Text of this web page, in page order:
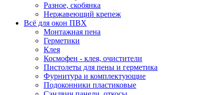
Разное, скобянка
Нержавеющий крепеж
Всё для окон ПВХ
Монтажная пена
Герметики
Клея
Космофен - клея, очистители
Пистолеты для пены и герметика
Фурнитура и комплектующие
Подоконники пластиковые